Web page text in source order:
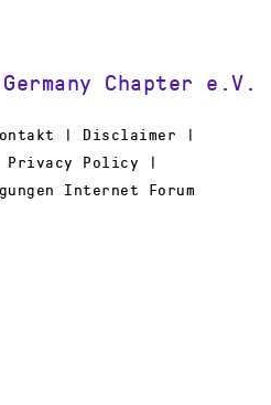
Chapter e.V.
| Disclaimer |
Privacy Policy |
Internet Forum